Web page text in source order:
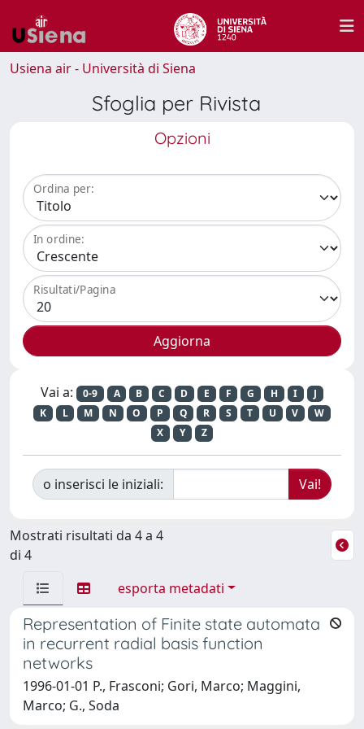
Usiena air - Università di Siena
Sfoglia per Rivista
Opzioni
Ordina per:
In ordine:
Risultati/Pagina
Vai a: 0-9 A B C D E F G H I
J
K
L M N O P Q R S T U V
W
X
Y Z
o inserisci le iniziali:
Mostrati risultati da 4 a 4
di 4
esporta metadati
Representation of Finite state automata
in recurrent radial basis function
networks
1996-01-01 P., Frasconi; Gori, Marco; Maggini,
Marco; G., Soda